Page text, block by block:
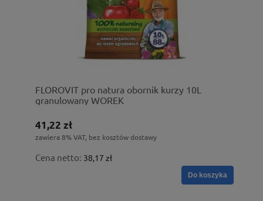
FLOROVIT pro natura obornik kurzy 10L
granulowany WOREK
41,22 zł
zawiera 8% VAT, bez kosztów dostawy
Cena netto: 38,17 zł
Do koszyka